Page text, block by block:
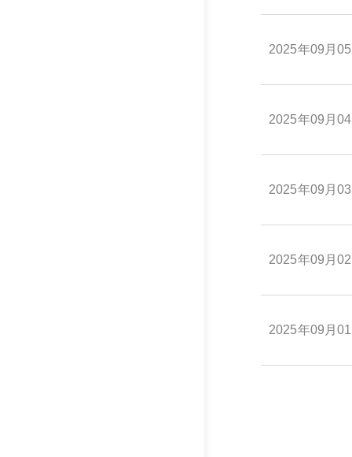
2025年09月05
2025年09月04
2025年09月03
2025年09月02
2025年09月01